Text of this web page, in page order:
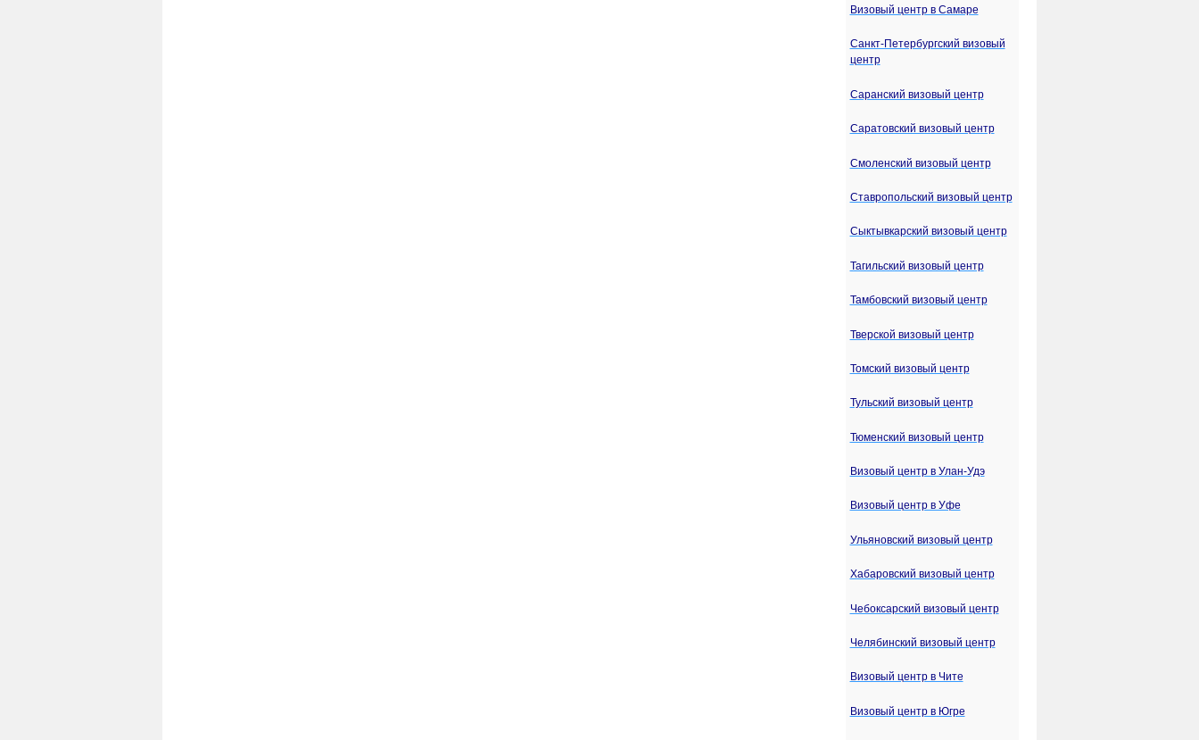
Визовый центр в Самаре
Санкт-Петербургский визовый
центр
Саранский визовый центр
Саратовский визовый центр
Смоленский визовый центр
Ставропольский визовый центр
Сыктывкарский визовый центр
Тагильский визовый центр
Тамбовский визовый центр
Тверской визовый центр
Томский визовый центр
Тульский визовый центр
Тюменский визовый центр
Визовый центр в Улан-Удэ
Визовый центр в Уфе
Ульяновский визовый центр
Хабаровский визовый центр
Чебоксарский визовый центр
Челябинский визовый центр
Визовый центр в Чите
Визовый центр в Югре